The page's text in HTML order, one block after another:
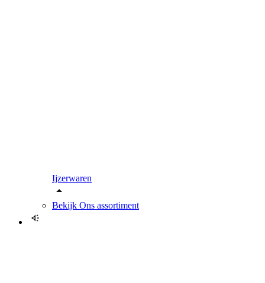
Ijzerwaren
Bekijk Ons assortiment